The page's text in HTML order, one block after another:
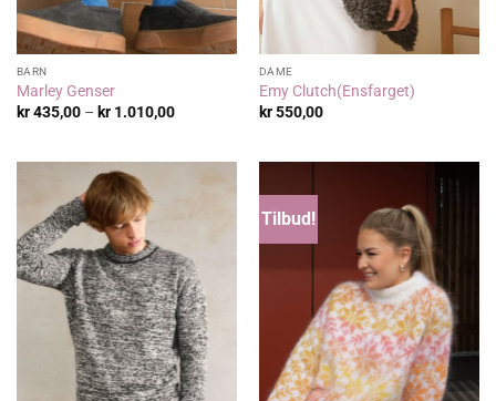
BARN
Marley Genser
kr435,00 – kr1.010,00Prisområde:
DAME
Emy Clutch(Ensfarget)
kr550,00
Tilbud!